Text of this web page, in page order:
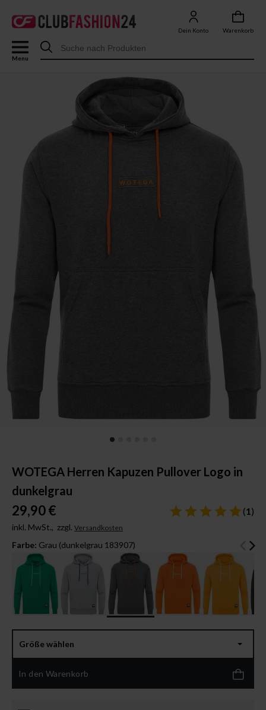
Dein Konto Warenkorb
Menu
WOTEGA Herren Kapuzen Pullover Logo in
dunkelgrau
29,90 €
inkl. MwSt., zzgl. Versandkosten
(1 )
Farbe: Grau (dunkelgrau 183907)
Größe wählen
In den Warenkorb